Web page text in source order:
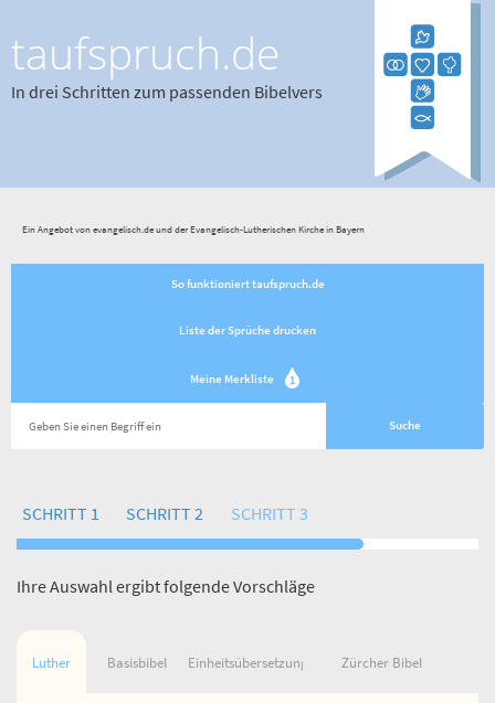
taufspruch.de
In drei Schritten zum passenden Bibelvers
Ein Angebot von evangelisch.de und der Evangelisch-Lutherischen Kirche in Bayern
So funktioniert taufspruch.de
Liste der Sprüche drucken
Meine Merkliste 1
SCHRITT 1 SCHRITT 2 SCHRITT 3
Ihre Auswahl ergibt folgende Vorschläge
Luther Basisbibel Einheitsübersetzung Zürcher Bibel